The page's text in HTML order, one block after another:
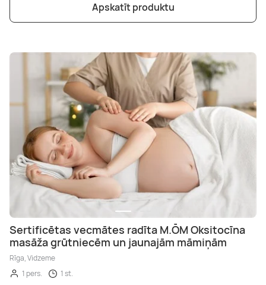
Apskatīt produktu
Sertificētas vecmātes radīta M.ŌM Oksitocīna
masāža grūtniecēm un jaunajām māmiņām
Rīga, Vidzeme
1 pers.
1 st.